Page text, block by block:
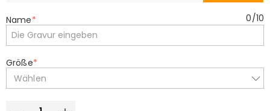
Name* 0/10
Größe*
Wählen